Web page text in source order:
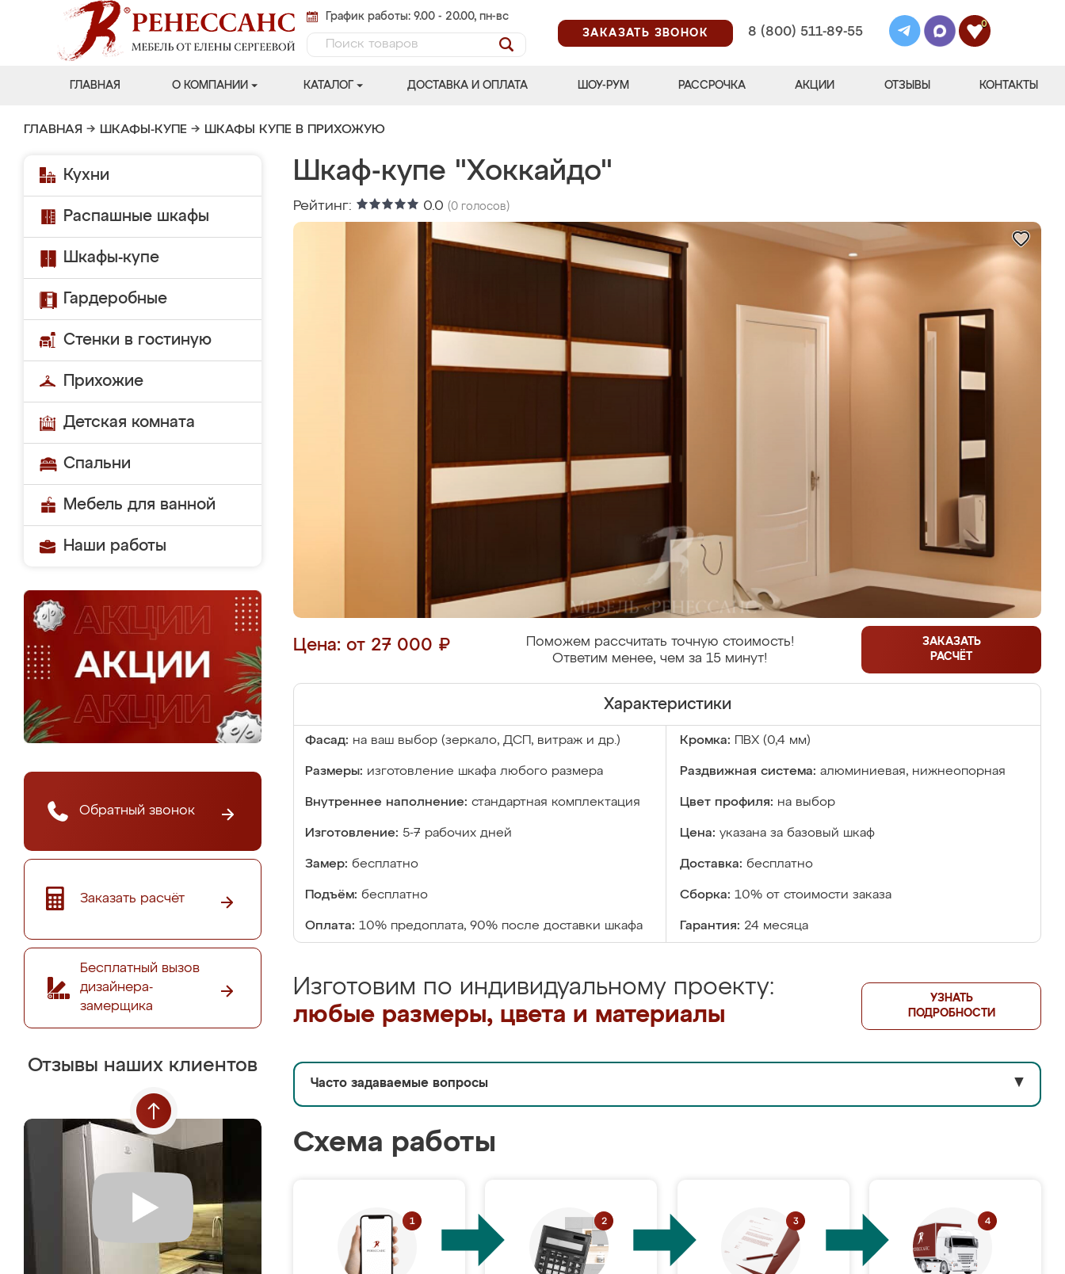
График работы: 9.00 - 20.00, пн-вс
ЗАКАЗАТЬ ЗВОНОК
8 (800) 511-89-55
0
ГЛАВНАЯ О КОМПАНИИ КАТАЛОГ ДОСТАВКА И ОПЛАТА ШОУ-РУМ РАССРОЧКА АКЦИИ ОТЗЫВЫ КОНТАКТЫ
ГЛАВНАЯ → ШКАФЫ-КУПЕ → ШКАФЫ КУПЕ В ПРИХОЖУЮ
Кухни
Распашные шкафы
Шкафы-купе
Гардеробные
Стенки в гостиную
Прихожие
Детская комната
Спальни
Мебель для ванной
Наши работы
Обратный звонок
Заказать расчёт
Бесплатный вызов
дизайнера-
замерщика
Отзывы наших клиентов
Шкаф-купе "Хоккайдо"
Рейтинг: 0.0 (0 голосов)
Цена: от 27 000 ₽
Поможем рассчитать точную стоимость!
Ответим менее, чем за 15 минут!
ЗАКАЗАТЬ
РАСЧЁТ
Характеристики
Фасад: на ваш выбор (зеркало, ДСП, витраж и др.) Кромка: ПВХ (0,4 мм)
Размеры: изготовление шкафа любого размера Раздвижная система: алюминиевая, нижнеопорная
Внутреннее наполнение: стандартная комплектация Цвет профиля: на выбор
Изготовление: 5-7 рабочих дней Цена: указана за базовый шкаф
Замер: бесплатно Доставка: бесплатно
Подъём: бесплатно Сборка: 10% от стоимости заказа
Оплата: 10% предоплата, 90% после доставки шкафа Гарантия: 24 месяца
Изготовим по индивидуальному проекту:
любые размеры, цвета и материалы
УЗНАТЬ
ПОДРОБНОСТИ
Часто задаваемые вопросы ▼
Схема работы